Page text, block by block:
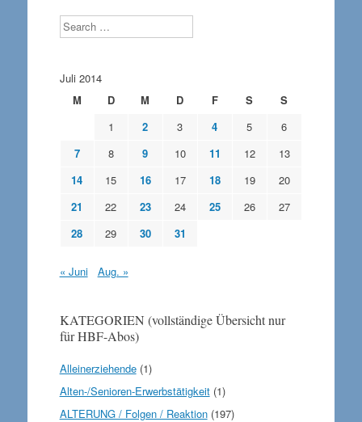
Search
Juli 2014
M
D M D F S
S
1
2 3 4 5
6
7
8 9 10 11 12
13
14
15 16 17 18 19
20
21
22 23 24 25 26
27
28
29 30 31
« Juni Aug. »
KATEGORIEN (vollständige Übersicht nur
für HBF-Abos)
Alleinerziehende(1)
Alten-/Senioren-Erwerbstätigkeit(1)
ALTERUNG / Folgen / Reaktion(197)